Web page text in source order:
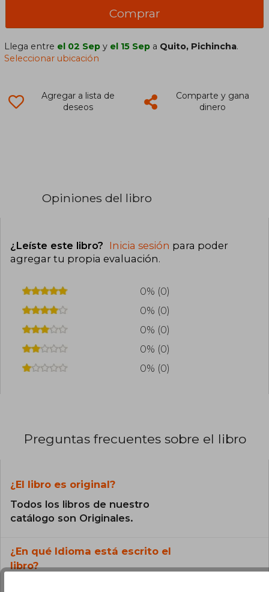
Comprar
Llega entre el 02 Sep y el 15 Sep a Quito, Pichincha.
Seleccionar ubicación
Agregar a lista de
deseos
Comparte y gana
dinero
Opiniones del libro
¿Leíste este libro? Inicia sesión para poder
agregar tu propia evaluación.
0% (0)
0% (0)
0% (0)
0% (0)
0% (0)
Preguntas frecuentes sobre el libro
¿El libro es original?
Todos los libros de nuestro
catálogo son Originales.
¿En qué Idioma está escrito el
libro?